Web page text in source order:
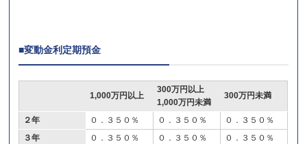
■変動金利定期預金
1,000万円以上
300万円以上
1,000万円未満
300万円未満
２年 ０．３５０％ ０．３５０％
０．３５０％
３年
０．３５０％ ０．３５０％ ０．３５０％